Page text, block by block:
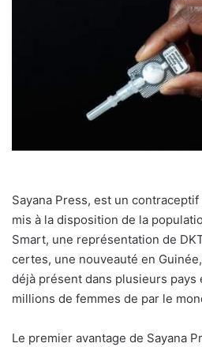
Sayana Press, est un
mis à la disposition de la
Smart, une représentation de
certes, une nouveauté en
déjà présent dans plusieurs pays
millions de femmes de par le
Le premier avantage de Sayana